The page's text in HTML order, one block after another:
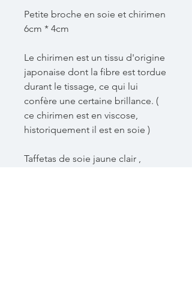
Petite broche en soie et chirimen
6cm * 4cm
Le chirimen est un tissu d'origine
japonaise dont la fibre est tordue
durant le tissage, ce qui lui
confère une certaine brillance. (
ce chirimen est en viscose,
historiquement il est en soie )
Taffetas de soie jaune clair ,